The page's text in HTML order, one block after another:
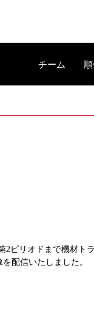
チーム
ピリオドまで機材ト
配信いたしました。